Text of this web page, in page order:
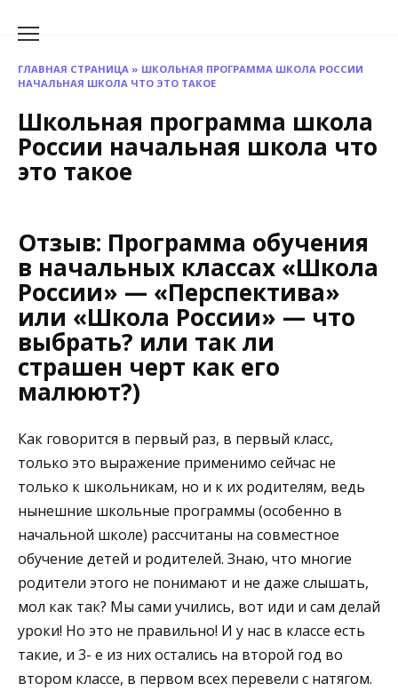
ГЛАВНАЯ СТРАНИЦА » ШКОЛЬНАЯ ПРОГРАММА ШКОЛА РОССИИ
НАЧАЛЬНАЯ ШКОЛА ЧТО ЭТО ТАКОЕ
Школьная программа школа
России начальная школа что
это такое
Отзыв: Программа обучения
в начальных классах «Школа
России» — «Перспектива»
или «Школа России» — что
выбрать? или так ли
страшен черт как его
малюют?)
Как говорится в первый раз, в первый класс,
только это выражение применимо сейчас не
только к школьникам, но и к их родителям, ведь
нынешние школьные программы (особенно в
начальной школе) рассчитаны на совместное
обучение детей и родителей. Знаю, что многие
родители этого не понимают и не даже слышать,
мол как так? Мы сами учились, вот иди и сам делай
уроки! Но это не правильно! И у нас в классе есть
такие, и 3- е из них остались на второй год во
втором классе, в первом всех перевели с натягом.